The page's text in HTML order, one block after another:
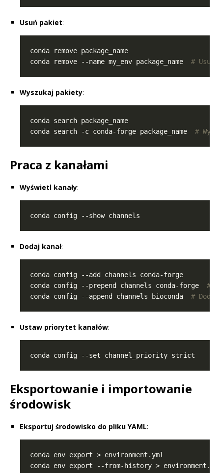
Usuń pakiet:
conda remove --name my_env package_name # Usuń
Wyszukaj pakiety:
conda search -c conda-forge package_name #
Praca z kanałami
Wyświetl kanały:
Dodaj kanał:
conda config --prepend channels conda-forge #
conda config --append channels bioconda #
Ustaw priorytet kanałów:
Eksportowanie i importowanie
środowisk
Eksportuj środowisko do pliku YAML:
conda env export --from-history >